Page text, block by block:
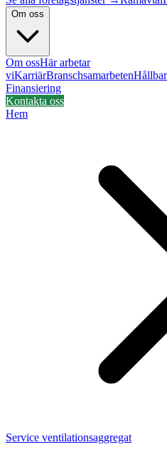
Om oss
Om ossHär arbetar
viKarriärBranschsamarbeten
Finansiering
Kontakta oss
Hem
Service ventilationsaggregat